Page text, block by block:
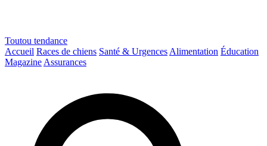
Toutou tendance
Accueil Races de chiens Santé & Urgences Alimentation Éducation
Magazine Assurances